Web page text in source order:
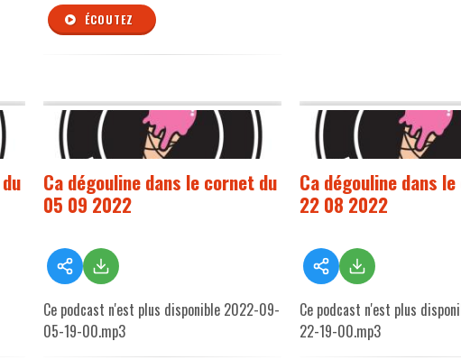
ÉCOUTEZ
Ca dégouline dans le cornet du
05 09 2022
Ce podcast n'est plus disponible 2022-09-
05-19-00.mp3
Ca dégouline dans
22 08 2022
Ce podcast n'est plus
22-19-00.mp3